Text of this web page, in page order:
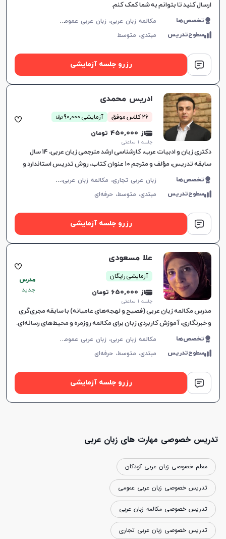
ارسال کنید تا بتوانم به شما کمک کنم.
تخصص‌ها م
کالمه زبان عربی، زبان عربی عمومی، زبان عربی کودکان، زبان عربی هفتم دبیرستان، زبان عربی هشتم دبیرستان، زبان عربی نهم دبیرستان، زبان عربی دهم دبیرستان، زبان عربی یازدهم دبیرستان، زبان عربی دوازدهم دبیرستان، زبان عربی کنکور سراسری، عربی فصیح
سطوح‌تدریس مبتدی، متوسط
رزرو جلسه آزمایشی
ادریس محمدی
26 کلاس موفق آزمایشی 90,000 توما
ن
از 450,000 تومان
جلسه ۱ ساعتی
دکتری زبان و ادبیات عرب، کارشناسی ارشد مترجمی زبان عربی، ۱۴ سال
سابقه تدریس، مؤلف و مترجم ۱۰ عنوان کتاب، روش تدریس استاندارد و
کاربردی.
تخصص‌ها ز
بان عربی تجاری، مکالمه زبان عربی، زبان عربی عمومی، زبان عربی هفتم دبیرستان، زبان عربی هشتم دبیرستان، زبان عربی نهم دبیرستان، زبان عربی دهم دبیرستان، زبان عربی یازدهم دبیرستان، زبان عربی دوازدهم دبیرستان، زبان عربی کنکور سراسری، لهجه عراقی، عربی فصیح
سطوح‌تدریس مبتدی، متوسط،حرفه‌ای
رزرو جلسه آزمایشی
علا مسعودى
آزمایشی رایگان
از 650,000 تومان
جلسه ۱ ساعتی
مدرس
جدید
مدرس مکالمه زبان عربی (فصیح و لهجه‌های عامیانه) با سابقه مجری‌گری
و خبرنگاری، آموزش کاربردی زبان برای مکالمه روزمره و محیط‌های رسانه‌ای.
تخصص‌ها م
کالمه زبان عربی، زبان عربی عمومی، زبان عربی کودکان، لهجه عراقی، عربی فصیح، زبان عربی تجاری، زبان عربی هفتم دبیرستان، زبان عربی هشتم دبیرستان، زبان عربی نهم دبیرستان
سطوح‌تدریس مبتدی، متوسط،حرفه‌ای
رزرو جلسه آزمایشی
تدریس خصوصی مهارت های زبان عربی
معلم خصوصی زبان عربی کودکان
تدریس خصوصی زبان عربی عمومی
تدریس خصوصی مکالمه زبان عربی
تدریس خصوصی زبان عربی تجاری